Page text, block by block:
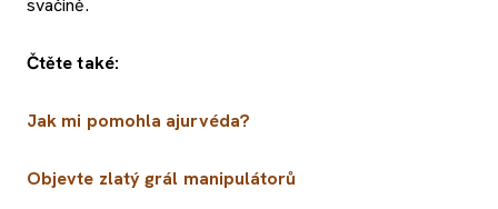
svačině.
Čtěte také:
Jak mi pomohla ajurvéda?
Objevte zlatý grál manipulátorů